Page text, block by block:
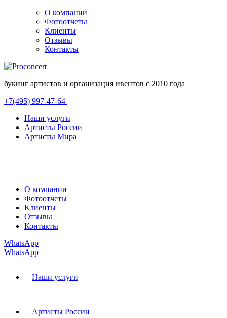
О компании
Фотоотчеты
Клиенты
Отзывы
Контакты
букинг артистов и организация ивентов с 2010 года
+7(495) 997-47-64
Наши услуги
Артисты России
Артисты Мира
О компании
Фотоотчеты
Клиенты
Отзывы
Контакты
WhatsApp
WhatsApp
Наши услуги
Артисты России